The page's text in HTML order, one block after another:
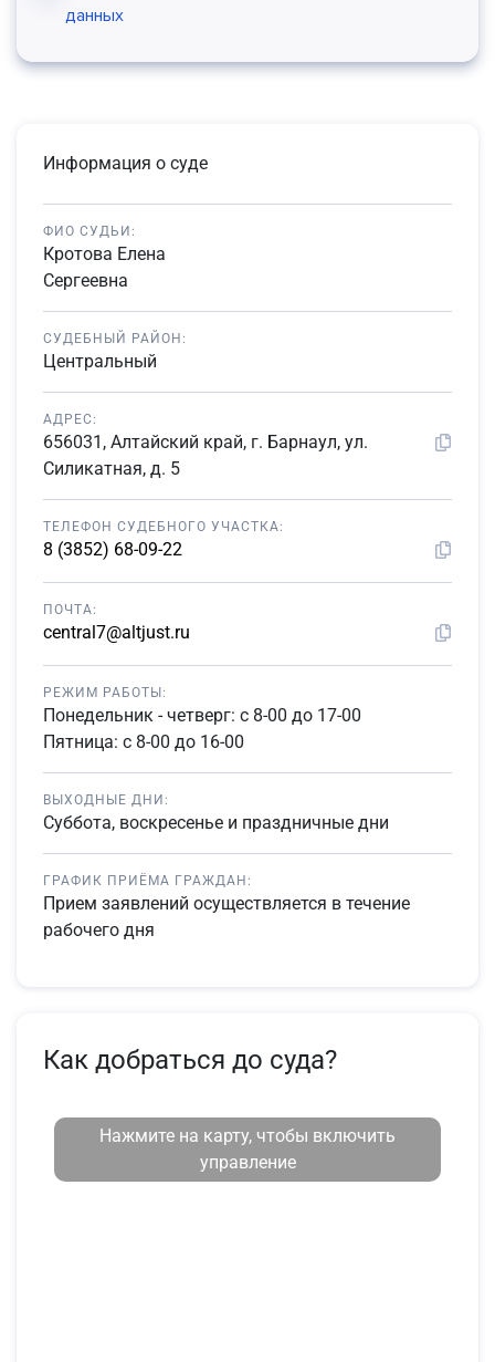
данных
Информация о суде
ФИО СУДЬИ:
Кротова Елена
Сергеевна
СУДЕБНЫЙ РАЙОН:
Центральный
АДРЕС:
656031, Алтайский край, г. Барнаул, ул.
Силикатная, д. 5
ТЕЛЕФОН СУДЕБНОГО УЧАСТКА:
8 (3852) 68-09-22
ПОЧТА:
central7@altjust.ru
РЕЖИМ РАБОТЫ:
Понедельник - четверг: с 8-00 до 17-00
Пятница: с 8-00 до 16-00
ВЫХОДНЫЕ ДНИ:
Суббота, воскресенье и праздничные дни
ГРАФИК ПРИЁМА ГРАЖДАН:
Прием заявлений осуществляется в течение
рабочего дня
Как добраться до суда?
Нажмите на карту, чтобы включить
управление